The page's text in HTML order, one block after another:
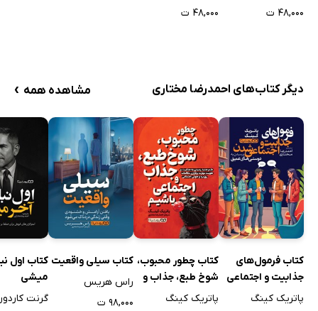
۴۸,۰۰۰ ت
۴۸,۰۰۰ ت
دیگر کتاب‌های احمدرضا مختاری مشاهده همه ›
کتاب فرمول‌های
جذابیت و اجتماعی
شدن و رسیدن به
پاتریک کینگ
کتاب چطور محبوب،
شوخ طبع، جذاب و
اجتماعی باشیم
پاتریک کینگ
کتاب سیلی واقعیت
راس هریس
۹۸,۰۰۰ ت
کتاب اول
میشی
گرنت